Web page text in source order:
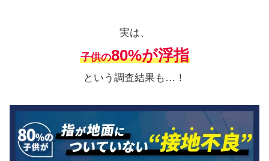
実は、
子供の80%が浮指
という調査結果も…！